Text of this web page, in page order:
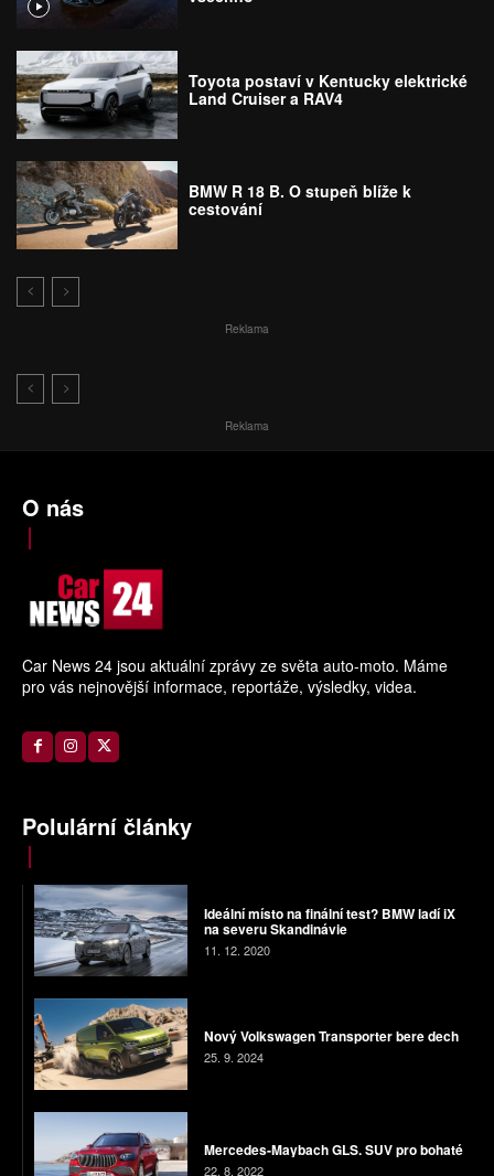
Toyota postaví v Kentucky elektrické
Land Cruiser a RAV4
BMW R 18 B. O stupeň blíže k
cestování
Reklama
Reklama
O nás
Car News 24 jsou aktuální zprávy ze světa auto-moto. Máme
pro vás nejnovější informace, reportáže, výsledky, videa.
Polulární články
Ideální místo na finální test? BMW ladí iX
na severu Skandinávie
11. 12. 2020
Nový Volkswagen Transporter bere dech
25. 9. 2024
Mercedes-Maybach GLS. SUV pro bohaté
22. 8. 2022